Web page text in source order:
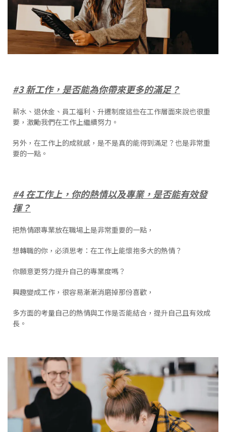
#3 新工作，是否能為你帶來更多的滿足？
薪水、退休金、員工福利、升遷制度這些在工作層面來說也很重
要，激勵我們在工作上繼續努力。
另外，在工作上的成就感，是不是真的能得到滿足？也是非常重
要的一點。
#4 在工作上，你的熱情以及專業，是否能有效發
揮？
把熱情跟專業放在職場上是非常重要的一點，
想轉職的你，必須思考：在工作上能懷抱多大的熱情？
你願意更努力提升自己的專業度嗎？
興趣變成工作，很容易漸漸消磨掉那份喜歡，
多方面的考量自己的熱情與工作是否能結合，提升自己且有效成
長。